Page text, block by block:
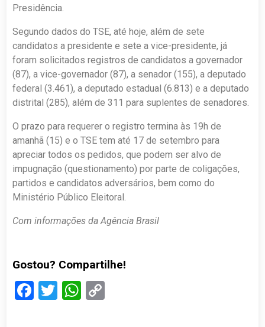
Presidência.
Segundo dados do TSE, até hoje, além de sete
candidatos a presidente e sete a vice-presidente, já
foram solicitados registros de candidatos a governador
(87), a vice-governador (87), a senador (155), a deputado
federal (3.461), a deputado estadual (6.813) e a deputado
distrital (285), além de 311 para suplentes de senadores.
O prazo para requerer o registro termina às 19h de
amanhã (15) e o TSE tem até 17 de setembro para
apreciar todos os pedidos, que podem ser alvo de
impugnação (questionamento) por parte de coligações,
partidos e candidatos adversários, bem como do
Ministério Público Eleitoral.
Com informações da Agência Brasil
Gostou? Compartilhe!
Facebook
TwitterWhatsApp